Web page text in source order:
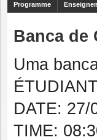
Programme
Banca de
Uma
DATE: 27/
TIME: